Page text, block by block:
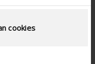
cookies